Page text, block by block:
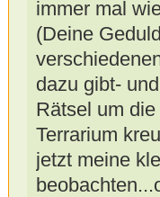
immer mal
(Deine
dazu gibt-
Rätsel um
Terrarium
jetzt meine